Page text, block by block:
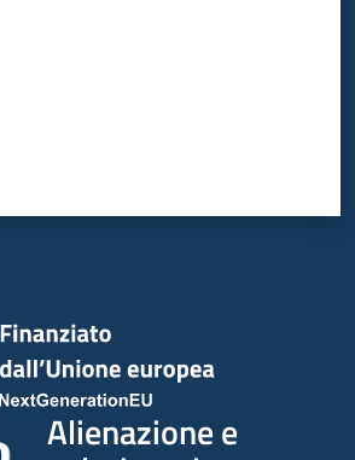
Alienazione e